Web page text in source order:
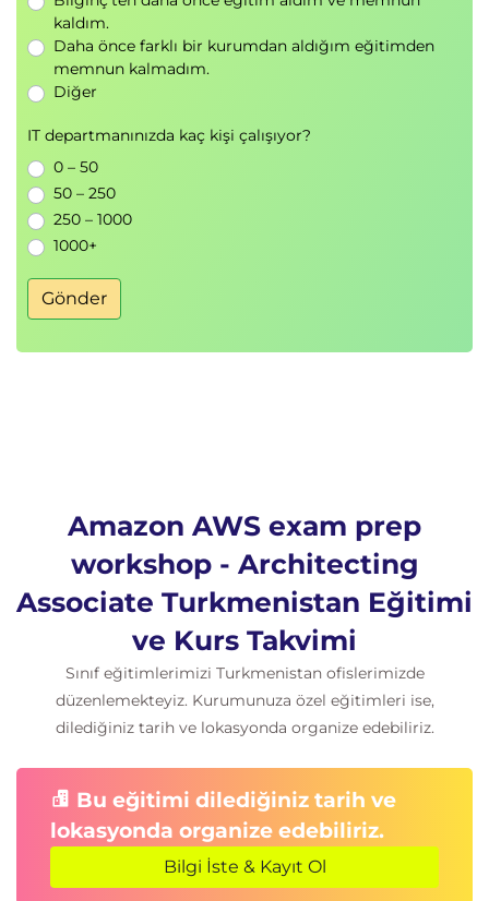
Yönetmek
Amazon CloudWatch
AWS CloudTrail
AWS Yapılandırması
AWS Kontrol Kulesi
AWS Hizmet Kataloğu
AWS Sistem Yöneticisi
AWS CloudFront
VPC Akış Günlükleri
Gösterge tabloları
AWK KMS
BulutHSM
Amazon S3 Şifreleme
AWS Sırları Yöneticisi
AWS Sertifika Yöneticisi
Laboratuvar Yarışması
AWS Çözüm Mimarı Laboratuvar Yarışması.
Sınav Soru Teknikleri
Sınav sorularının nasıl çözüleceğine ve
çözüleceğine ilişkin farklı teknikler.
Bir dizi farklı örnek soru türünü inceleyin.
Bulut Akademisi platformunda sürekli bireysel
çalışma ve pratik yapma talimatı.
kaldım.
Daha önce farklı bir kurumdan aldığım eğitimden
memnun kalmadım.
Diğer
IT departmanınızda kaç kişi çalışıyor?
0 – 50
50 – 250
250 – 1000
1000+
Gönder
Amazon AWS exam prep
workshop - Architecting
Associate Turkmenistan Eğitimi
ve Kurs Takvimi
Sınıf eğitimlerimizi Turkmenistan ofislerimizde
düzenlemekteyiz. Kurumunuza özel eğitimleri ise,
dilediğiniz tarih ve lokasyonda organize edebiliriz.
Bu eğitimi dilediğiniz tarih ve
lokasyonda organize edebiliriz.
Bilgi İste & Kayıt Ol